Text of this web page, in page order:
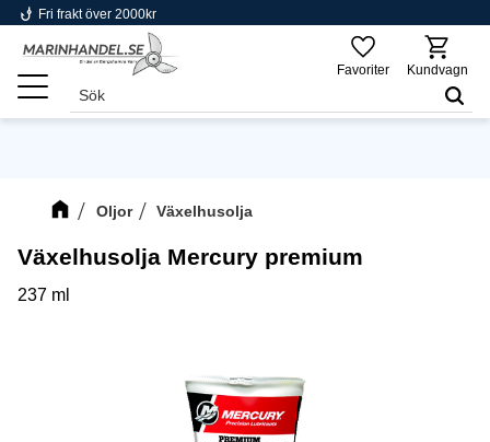
Meny
phishing Fri frakt över 2000kr
Favoriter Kundvagn
Oljor Växelhusolja
Växelhusolja Mercury premium
237 ml